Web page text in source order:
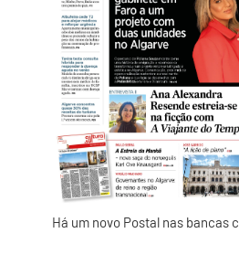
Há um novo Postal nas bancas